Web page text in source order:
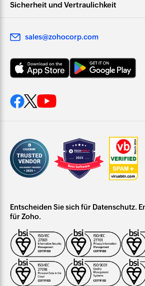
Sicherheit und Vertraulichkeit
sales@zohocorp.com
Entscheiden Sie sich für Datenschutz.
für Zoho.